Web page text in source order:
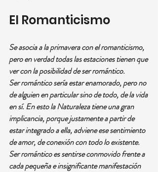
El Romanticismo
Se asocia a la primavera con el romanticismo,
pero en verdad todas las estaciones tienen que
ver con la posibilidad de ser romántico.
Ser romántico sería estar enamorado, pero no
de alguien en particular sino de todo, de la vida
en sí. En esto la Naturaleza tiene una gran
implicancia, porque justamente a partir de
estar integrado a ella, adviene ese sentimiento
de amor, de conexión con todo lo existente.
Ser romántico es sentirse conmovido frente a
cada pequeña e insignificante manifestación